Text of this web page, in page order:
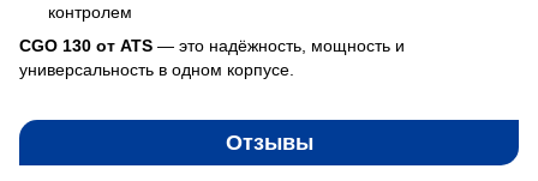
контролем
CGO 130 от ATS — это надёжность, мощность и
универсальность в одном корпусе.
Отзывы